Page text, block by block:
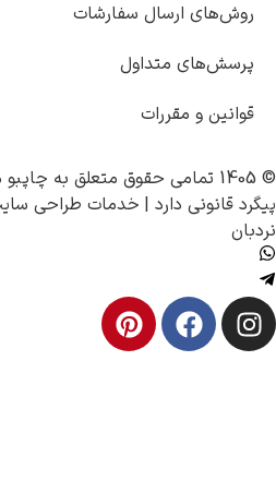
سفارشات
چاپبومی‌باشد و هر
|خدمات طراحی سایتتوسطگروه